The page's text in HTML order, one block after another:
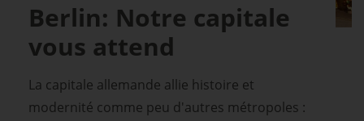
Berlin: Notre capitale
vous attend
La capitale allemande allie histoire et
modernité comme peu d'autres métropoles :